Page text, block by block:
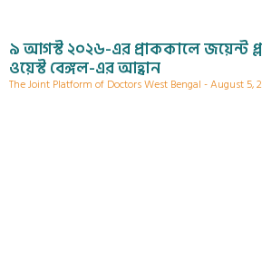
৯ আগস্ট ২০২৬-এর প্রাককালে জয়েন্ট
ওয়েস্ট বেঙ্গল-এর আহ্বান
The Joint Platform of Doctors West Bengal August 5,